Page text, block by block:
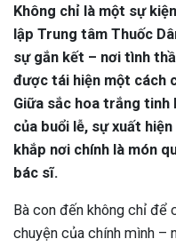
Không chỉ là một sự
lập Trung tâm Thuốc
sự gắn kết – nơi tình
được tái hiện một cách
Giữa sắc hoa trắng
của buổi lễ, sự xuất
khắp nơi chính là món
bác sĩ.
Bà con đến không chỉ để
chuyện của chính mình –